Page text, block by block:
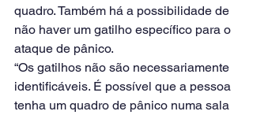
quadro. Também há a possibilidade de
não haver um gatilho específico para o
ataque de pânico.
“Os gatilhos não são necessariamente
identificáveis. É possível que a pessoa
tenha um quadro de pânico numa sala